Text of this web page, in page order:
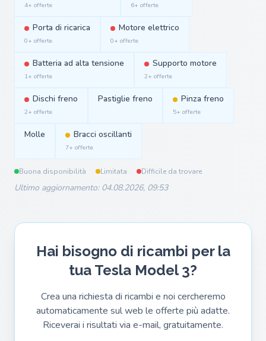
4+ offerte 6+ offerte
Porta di ricarica
0+ offerte
Motore elettrico
0+ offerte
Batteria ad alta tensione
1+ offerte
Supporto motore
2+ offerte
Dischi freno
2+ offerte
Pastiglie freno Pinza freno
5+ offerte
Molle Bracci oscillanti
7+ offerte
Buona disponibilità Limitata Difficile da trovare
Ultimo aggiornamento: 04.08.2026, 09:53
Hai bisogno di ricambi per la
tua Tesla Model 3?
Crea una richiesta di ricambi e noi cercheremo
automaticamente sul web le offerte più adatte.
Riceverai i risultati via e-mail, gratuitamente.